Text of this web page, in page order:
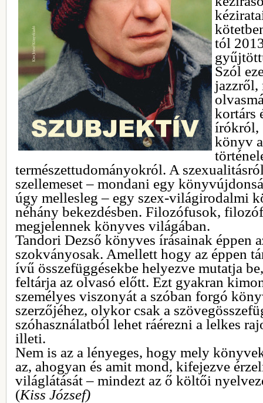
tól
Szól
jazzről,
kortárs
írókról,
könyv
természettudományokról. A
szellemeset – mondani egy
úgy mellesleg – egy szex-világirodalmi
néhány bekezdésben. Filozófusok,
megjelennek könyves világában.
Tandori Dezső könyves írásainak éppen
szokványosak. Amellett hogy az éppen
ívű összefüggésekbe helyezve mutatja
feltárja az olvasó előtt. Ezt gyakran
személyes viszonyát a szóban forgó
szerzőjéhez, olykor csak a
szóhasználatból lehet ráérezni a lelkes
illeti.
Nem is az a lényeges, hogy mely
az, ahogyan és amit mond, kifejezve
világlátását – mindezt az ő költői
(Kiss József)